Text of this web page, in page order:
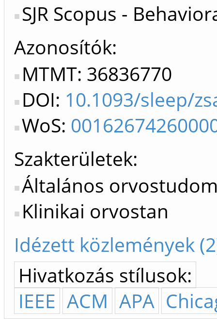
SJR Scopus -
Azonosítók
MTMT: 36836770
DOI: 10.1093/sleep/
WoS:
Szakterületek:
Általános
Klinikai orvostan
Idézett közlemények
Hivatkozás stílusok:
IEEE ACM APA